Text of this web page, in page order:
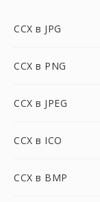
CCX в JPG
CCX в PNG
CCX в JPEG
CCX в ICO
CCX в BMP